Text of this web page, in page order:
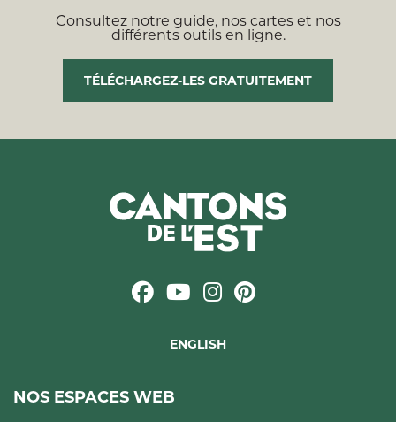
Consultez notre guide, nos cartes et nos
différents outils en ligne.
TÉLÉCHARGEZ-LES GRATUITEMENT
ENGLISH
NOS ESPACES WEB